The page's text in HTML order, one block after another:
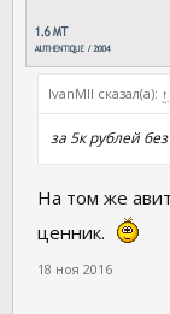
IvanMII сказал(а): ↑
за 5к рублей
На том же
ценник.
18 ноя 2016